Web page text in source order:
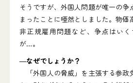
そうですが、外国人問題が唯一の争
まったことに唖然としました。物価
非正規雇用問題など、争点はい
が…。
―なぜでしょうか？
「外国人の脅威」を主張する参政